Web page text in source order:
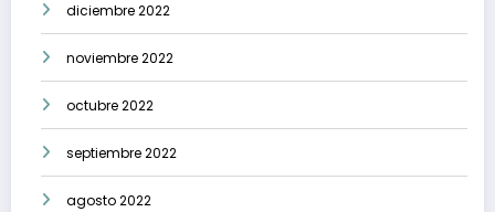
diciembre 2022
noviembre 2022
octubre 2022
septiembre 2022
agosto 2022